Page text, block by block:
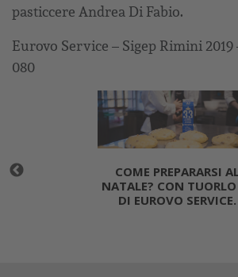
pasticcere Andrea Di Fabio.
Eurovo Service – Sigep Rimini 2019
080
COME PREPARARSI
NATALE? CON
DI EUROVO SERVICE.